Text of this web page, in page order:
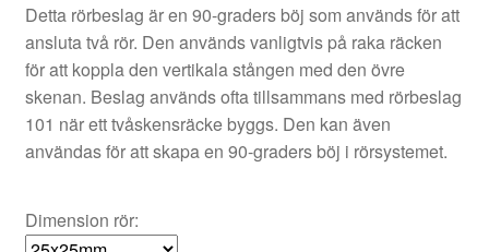
Detta rörbeslag är en 90-graders böj som används för att
ansluta två rör. Den används vanligtvis på raka räcken
för att koppla den vertikala stången med den övre
skenan. Beslag används ofta tillsammans med rörbeslag
101 när ett tvåskensräcke byggs. Den kan även
användas för att skapa en 90-graders böj i rörsystemet.
Dimension rör: